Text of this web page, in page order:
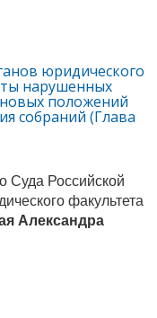
юридического
нарушенных
положений
собраний (Глава
Суда Российской
факультета
Александра